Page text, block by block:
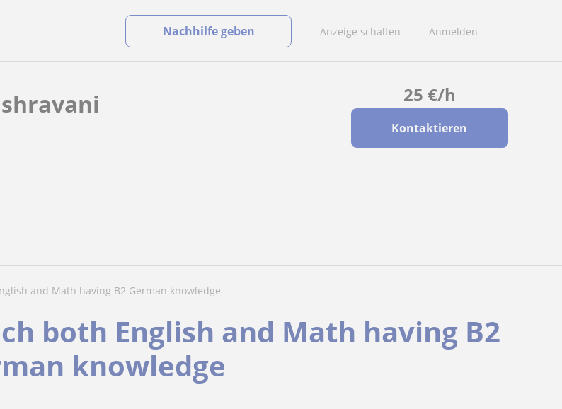
Anzeige schalten Anmelden
Nachhilfe geben
25 €/h
Kontaktieren
and Math having B2 German knowledge
both English and Math having B2
knowledge